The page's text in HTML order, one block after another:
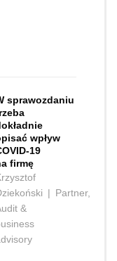
sprawozdaniu
wpływ
19
firmę
| Partner,
&